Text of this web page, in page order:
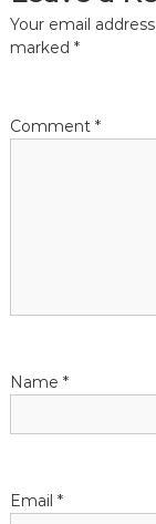
a
i
o
n
Your email
marked *
Comment *
Name *
Email *